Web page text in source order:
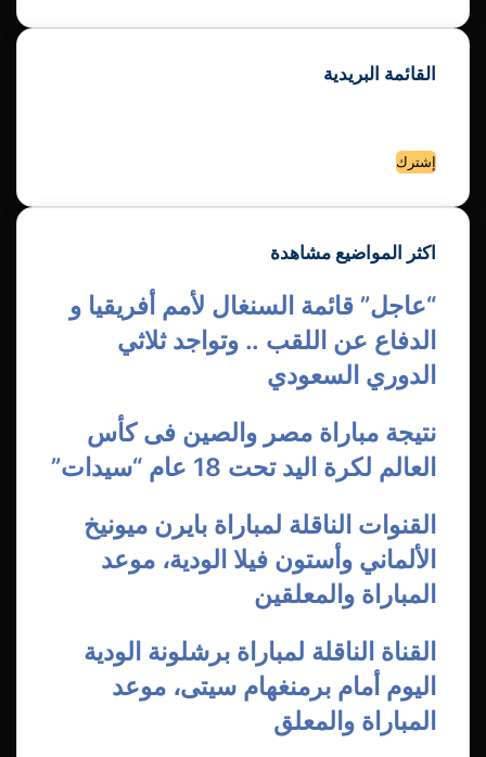
القائمة البريدية
بريدك
اكثر المواضيع مشاهدة
“عاجل” قائمة السنغال لأمم أفريقيا و
الدفاع عن اللقب .. وتواجد ثلاثي
الدوري السعودي
نتيجة مباراة مصر والصين فى كأس
العالم لكرة اليد تحت 18 عام “سيدات”
القنوات الناقلة لمباراة بايرن ميونيخ
الألماني وأستون فيلا الودية، موعد
المباراة والمعلقين
القناة الناقلة لمباراة برشلونة الودية
اليوم أمام برمنغهام سيتى، موعد
المباراة والمعلق